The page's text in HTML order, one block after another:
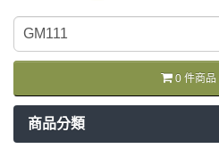
0 件商品
商品分類